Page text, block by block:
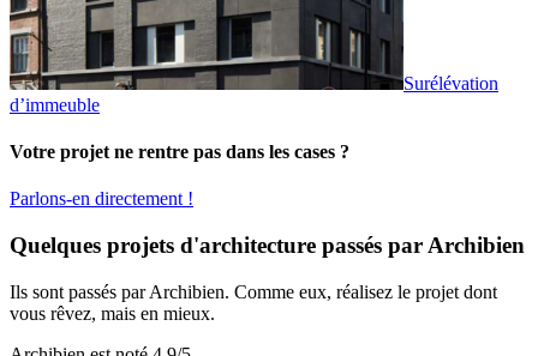
Surélévation
d’immeuble
Votre projet ne rentre pas dans les cases ?
Parlons-en directement !
Quelques projets d'architecture passés par Archibien
Ils sont passés par Archibien. Comme eux, réalisez le projet dont
vous rêvez, mais en mieux.